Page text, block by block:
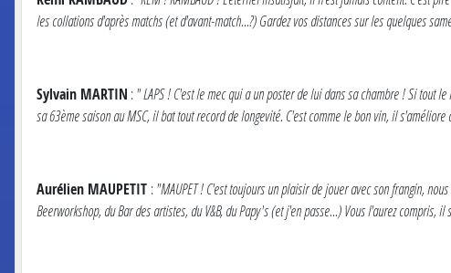
les collations d'après matchs (et d'avant-match...?) Gardez vos distances sur les quelques
Sylvain MARTIN :" LAPS ! C'est le mec qui a un poster de lui dans sa chambre ! Si tout
sa 63ème saison au MSC, il bat tout record de longevité. C'est comme le bon vin, il
Aurélien MAUPETIT :"MAUPET ! C'est toujours un plaisir de jouer avec son frangin,
Beerworkshop, du Bar des artistes, du V&B, du Papy's (et j'en passe...) Vous l'aurez compris,